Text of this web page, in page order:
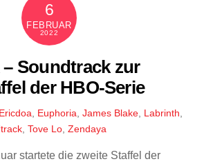
6
FEBRUAR
2022
– Soundtrack zur
der HBO-Serie
Ericdoa Euphoria James Blake, Labrinth
,Tove Lo ,Zendaya
startete die zweite Staffel der